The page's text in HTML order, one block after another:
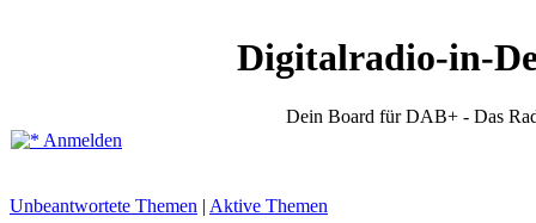
Digitalradio-in-
Dein Board für DAB+ - Das
Anmelden
Unbeantwortete Themen | Aktive Themen